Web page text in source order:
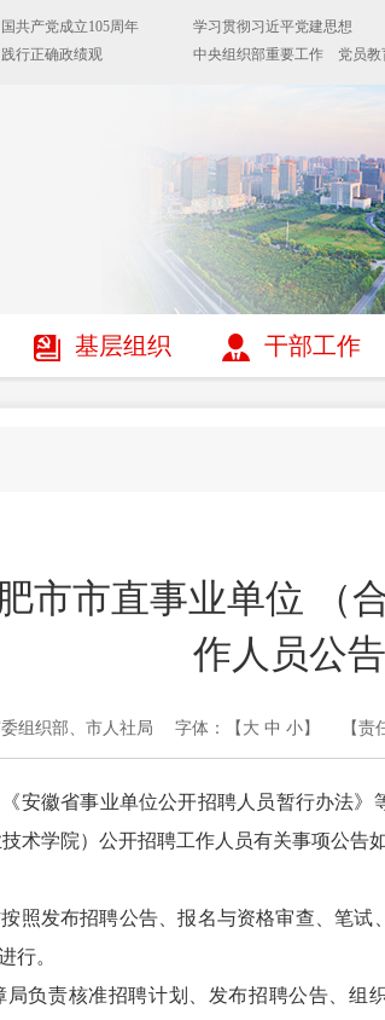
基层组织 干部工作
市市直事业单位 （
作人员公告
组织部、市人社局 字体：【 大 中 小】 【责
安徽省事业单位公开招聘人员暂行办法》
术学院）公开招聘工作人员有关事项公告如
照发布招聘公告、报名与资格审查、笔试
行。
负责核准招聘计划、发布招聘公告、组